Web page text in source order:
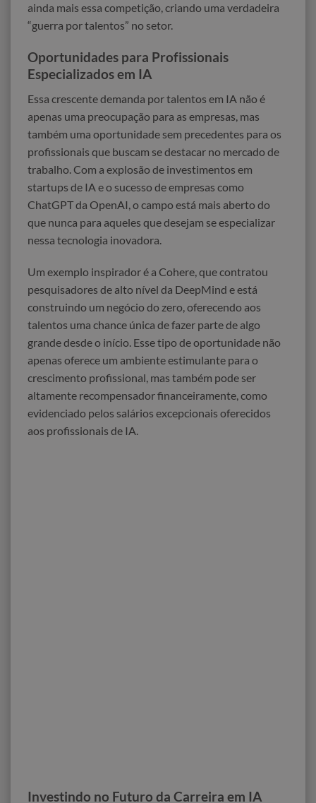
ainda mais essa competição, criando uma verdadeira
“guerra por talentos” no setor.
Oportunidades para Profissionais
Especializados em IA
Essa crescente demanda por talentos em IA não é
apenas uma preocupação para as empresas, mas
também uma oportunidade sem precedentes para os
profissionais que buscam se destacar no mercado de
trabalho. Com a explosão de investimentos em
startups de IA e o sucesso de empresas como
ChatGPT da OpenAI, o campo está mais aberto do
que nunca para aqueles que desejam se especializar
nessa tecnologia inovadora.
Um exemplo inspirador é a Cohere, que contratou
pesquisadores de alto nível da DeepMind e está
construindo um negócio do zero, oferecendo aos
talentos uma chance única de fazer parte de algo
grande desde o início. Esse tipo de oportunidade não
apenas oferece um ambiente estimulante para o
crescimento profissional, mas também pode ser
altamente recompensador financeiramente, como
evidenciado pelos salários excepcionais oferecidos
aos profissionais de IA.
Investindo no Futuro da Carreira em IA